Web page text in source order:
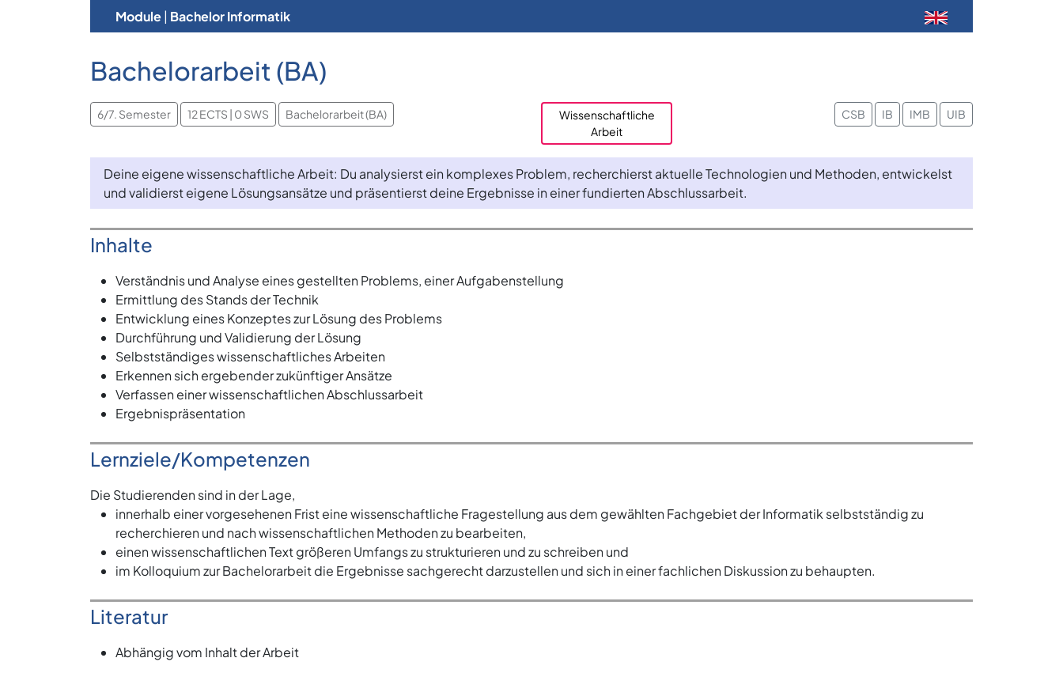
Module| Bachelor Informatik
Bachelorarbeit (BA)
6/7. Semester 12 ECTS | 0 SWS Bachelorarbeit (BA)
Wissenschaftliche
Arbeit
CSB IB IMB UIB
Deine eigene wissenschaftliche Arbeit: Du analysierst ein komplexes Problem, recherchierst aktuelle Technologien und Methoden, entwickelst
und validierst eigene Lösungsansätze und präsentierst deine Ergebnisse in einer fundierten Abschlussarbeit.
Inhalte
Verständnis und Analyse eines gestellten Problems, einer Aufgabenstellung
Ermittlung des Stands der Technik
Entwicklung eines Konzeptes zur Lösung des Problems
Durchführung und Validierung der Lösung
Selbstständiges wissenschaftliches Arbeiten
Erkennen sich ergebender zukünftiger Ansätze
Verfassen einer wissenschaftlichen Abschlussarbeit
Ergebnispräsentation
Lernziele/Kompetenzen
Die Studierenden sind in der Lage,
innerhalb einer vorgesehenen Frist eine wissenschaftliche Fragestellung aus dem gewählten Fachgebiet der Informatik selbstständig zu
recherchieren und nach wissenschaftlichen Methoden zu bearbeiten,
einen wissenschaftlichen Text größeren Umfangs zu strukturieren und zu schreiben und
im Kolloquium zur Bachelorarbeit die Ergebnisse sachgerecht darzustellen und sich in einer fachlichen Diskussion zu behaupten.
Literatur
Abhängig vom Inhalt der Arbeit